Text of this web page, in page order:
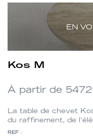
EN
Kos M
À partir de 5472
La table de chevet
du raffinement, de
REF :